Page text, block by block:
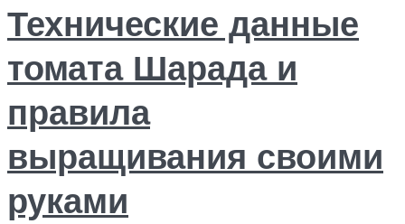
Технические данные
томата Шарада и
правила
выращивания своими
руками